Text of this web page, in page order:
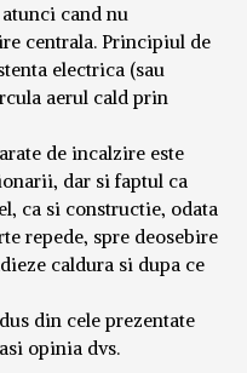
cand nu
centrala. Principiul de
electrica (sau
aerul cald prin
de incalzire este
dar si faptul ca
ca si constructie, odata
repede, spre deosebire
caldura si dupa ce
din cele prezentate
opinia dvs.